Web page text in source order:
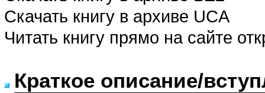
Скачать книгу в архиве UCA
Читать книгу прямо на сайте
Краткое описание/